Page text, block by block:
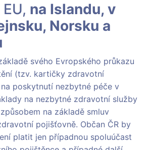
na Islandu, v
Norsku a
svého Evropského průkazu
(tzv. kartičky zdravotní
poskytnutí nezbytné péče v
na nezbytné zdravotní služby
na základě smluv
pojišťovně. Občan ČR by
platit jen případnou spoluúčast